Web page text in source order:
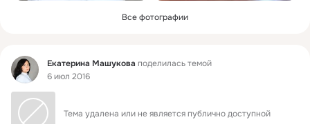
Все фотографии
Фид Екатерина Машукова поделилась темой
6 июл 2016
Тема удалена или не является публично доступной